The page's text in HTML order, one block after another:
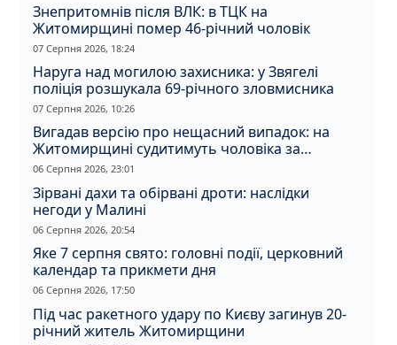
Знепритомнів після ВЛК: в ТЦК на
Житомирщині помер 46-річний чоловік
07 Серпня 2026, 18:24
Наруга над могилою захисника: у Звягелі
поліція розшукала 69-річного зловмисника
07 Серпня 2026, 10:26
Вигадав версію про нещасний випадок: на
Житомирщині судитимуть чоловіка за
вбивство співмешканки
06 Серпня 2026, 23:01
Зірвані дахи та обірвані дроти: наслідки
негоди у Малині
06 Серпня 2026, 20:54
Яке 7 серпня свято: головні події, церковний
календар та прикмети дня
06 Серпня 2026, 17:50
Під час ракетного удару по Києву загинув 20-
річний житель Житомирщини